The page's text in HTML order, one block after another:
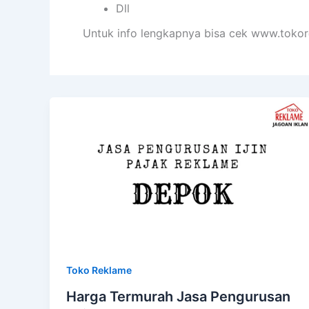
Dll
Untuk info lengkapnya bisa cek
Toko Reklame
Harga Termurah Jasa Pengurusan